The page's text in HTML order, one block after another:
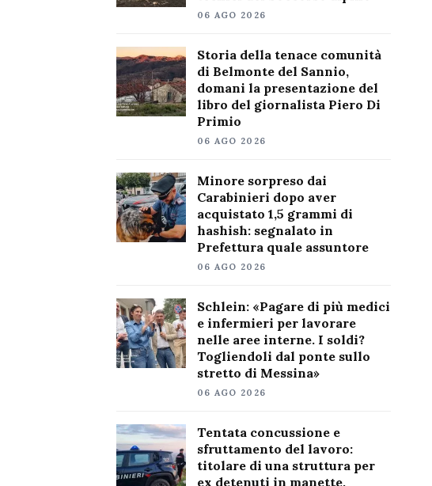
06 AGO 2026
Storia della tenace comunità
di Belmonte del Sannio,
domani la presentazione del
libro del giornalista Piero Di
Primio
06 AGO 2026
Minore sorpreso dai
Carabinieri dopo aver
acquistato 1,5 grammi di
hashish: segnalato in
Prefettura quale assuntore
06 AGO 2026
Schlein: «Pagare di più medici
e infermieri per lavorare
nelle aree interne. I soldi?
Togliendoli dal ponte sullo
stretto di Messina»
06 AGO 2026
Tentata concussione e
sfruttamento del lavoro:
titolare di una struttura per
ex detenuti in manette,